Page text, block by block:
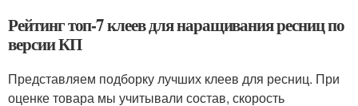
Рейтинг топ-7 клеев для наращивания ресниц по
версии КП
Представляем подборку лучших клеев для ресниц. При
оценке товара мы учитывали состав, скорость